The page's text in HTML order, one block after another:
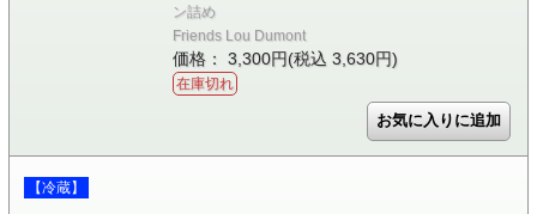
ン詰め
Friends Lou Dumont
価格： 3,300円(税込 3,630円)
在庫切れ
【冷蔵】